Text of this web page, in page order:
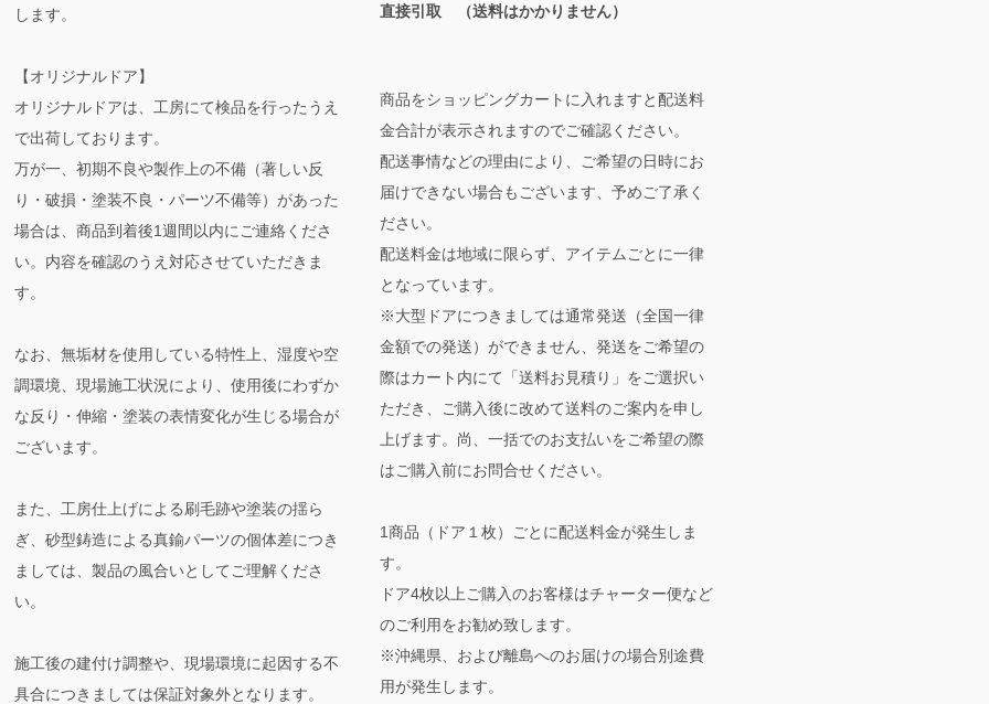
します。
【オリジナルドア】
オリジナルドアは、工房にて検品を行ったうえ
で出荷しております。
万が一、初期不良や製作上の不備（著しい反
り・破損・塗装不良・パーツ不備等）があった
場合は、商品到着後1週間以内にご連絡くださ
い。内容を確認のうえ対応させていただきま
す。
なお、無垢材を使用している特性上、湿度や空
調環境、現場施工状況により、使用後にわずか
な反り・伸縮・塗装の表情変化が生じる場合が
ございます。
また、工房仕上げによる刷毛跡や塗装の揺ら
ぎ、砂型鋳造による真鍮パーツの個体差につき
ましては、製品の風合いとしてご理解くださ
い。
施工後の建付け調整や、現場環境に起因する不
具合につきましては保証対象外となります。
直接引取 （送料はかかりません）
商品をショッピングカートに入れますと配送料
金合計が表示されますのでご確認ください。
配送事情などの理由により、ご希望の日時にお
届けできない場合もございます、予めご了承く
ださい。
配送料金は地域に限らず、アイテムごとに一律
となっています。
※大型ドアにつきましては通常発送（全国一律
金額での発送）ができません、発送をご希望の
際はカート内にて「送料お見積り」をご選択い
ただき、ご購入後に改めて送料のご案内を申し
上げます。尚、一括でのお支払いをご希望の際
はご購入前にお問合せください。
1商品（ドア１枚）ごとに配送料金が発生しま
す。
ドア4枚以上ご購入のお客様はチャーター便など
のご利用をお勧め致します。
※沖縄県、および離島へのお届けの場合別途費
用が発生します。